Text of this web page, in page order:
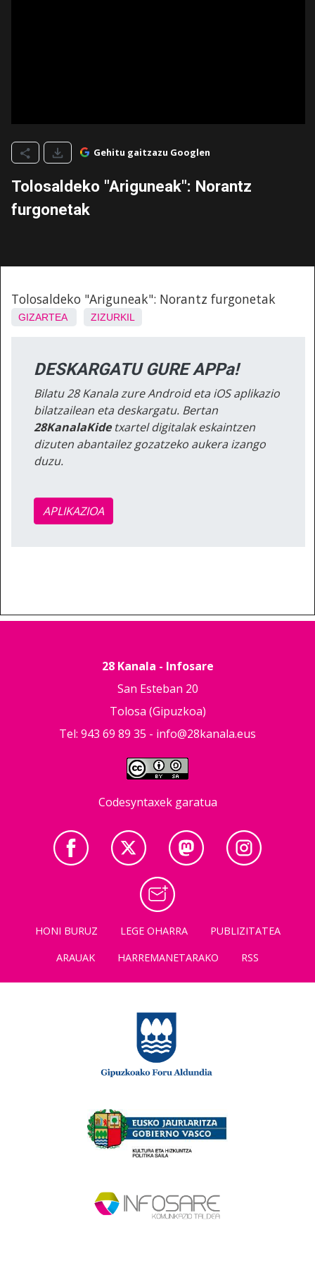
Gehitu gaitzazu Googlen
Tolosaldeko "Ariguneak": Norantz
furgonetak
Tolosaldeko "Ariguneak": Norantz furgonetak
GIZARTEA ZIZURKIL
DESKARGATU GURE APPa!
Bilatu 28 Kanala zure Android eta iOS aplikazio
bilatzailean eta deskargatu. Bertan
28KanalaKidetxartel digitalak eskaintzen
dizuten abantailez gozatzeko aukera izango
duzu.
APLIKAZIOA
28 Kanala - Infosare
San Esteban 20
Tolosa (Gipuzkoa)
Tel: 943 69 89 35 - info@28kanala.eus
Codesyntaxek garatua
HONI BURUZ LEGE OHARRA
PUBLIZITATEA
ARAUAK
HARREMANETARAKO RSS